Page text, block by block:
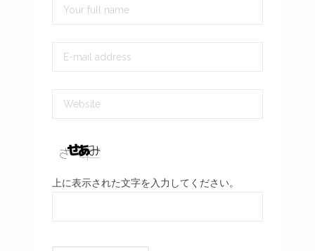
上に表示された文字を入力してください。